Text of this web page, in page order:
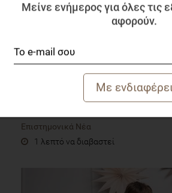
Έχετε πελάτες που παραπονιούνται
Επιστημονικά Νέα
1 λεπτό να διαβαστεί
Μείνε ενήμερος για όλες τις
αφορούν.